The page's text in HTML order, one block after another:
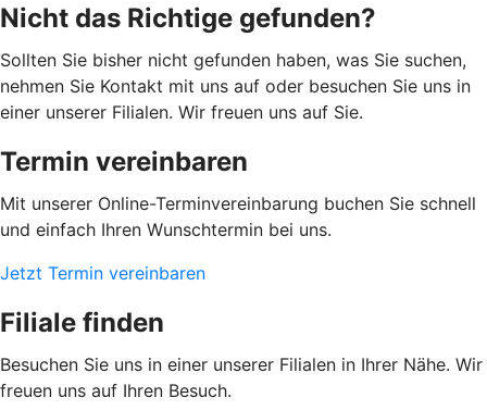
Nicht das Richtige gefunden?
Sollten Sie bisher nicht gefunden haben, was Sie suchen,
nehmen Sie Kontakt mit uns auf oder besuchen Sie uns in
einer unserer Filialen. Wir freuen uns auf Sie.
Termin vereinbaren
Mit unserer Online-Terminvereinbarung buchen Sie schnell
und einfach Ihren Wunschtermin bei uns.
Jetzt Termin vereinbaren
Filiale finden
Besuchen Sie uns in einer unserer Filialen in Ihrer Nähe. Wir
freuen uns auf Ihren Besuch.